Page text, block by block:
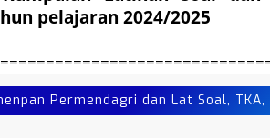
pelajaran 2024/2025
Permendagri dan Lat Soal, TKA,